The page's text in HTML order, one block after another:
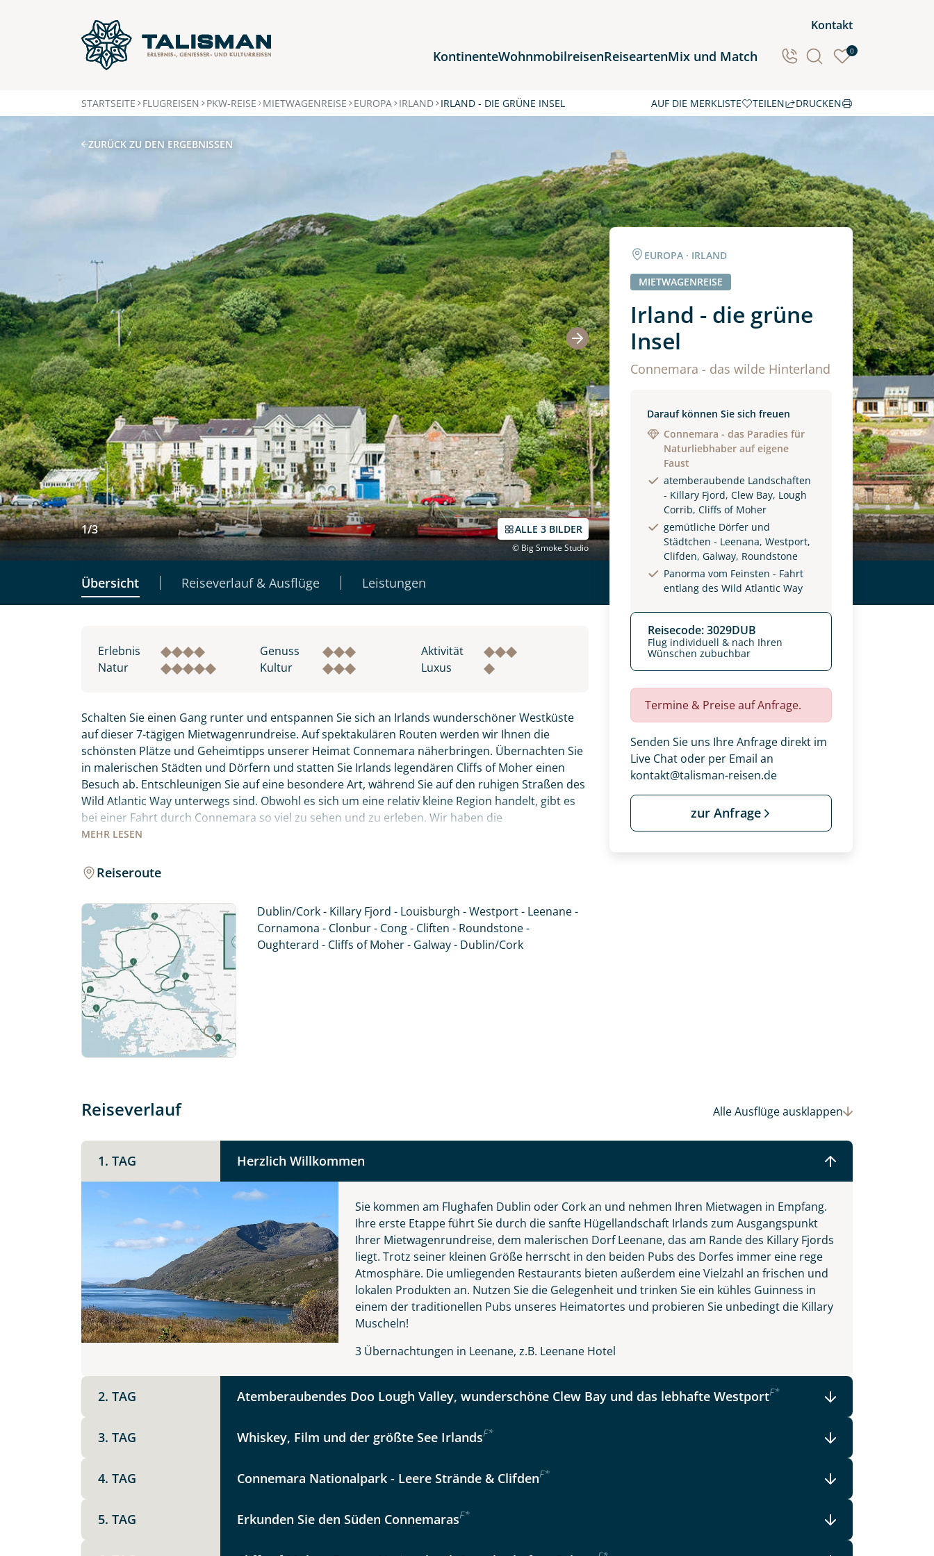
Kontakt
KontinenteWohnmobilreisenReiseartenMix und Match 0
Merkliste
Keine Reisen auf der Merkliste
Reiseziele
Nordamerika
STARTSEITE FLUGREISEN PKW-REISE MIETWAGENREISE EUROPA IRLAND IRLAND - DIE GRÜNE INSEL AUF DIE MERKLISTE TEILEN
Teile diese Reise
Irland - die grüne Insel
Facebook Instagram
WhatsApp
Telegram per E-Mail senden
DRUCKEN
ZURÜCK ZU DEN ERGEBNISSEN
1/3 ALLE 3 BILDER
© Big Smoke Studio
Übersicht Reiseverlauf & Ausflüge Leistungen
EUROPA · IRLAND
MIETWAGENREISE
Irland - die grüne
Insel
Connemara - das wilde Hinterland
Darauf können Sie sich freuen
Connemara - das Paradies für
Naturliebhaber auf eigene
Faust
atemberaubende Landschaften
- Killary Fjord, Clew Bay, Lough
Corrib, Cliffs of Moher
gemütliche Dörfer und
Städtchen - Leenana, Westport,
Clifden, Galway, Roundstone
Panorma vom Feinsten - Fahrt
entlang des Wild Atlantic Way
Reisecode: 3029DUB
Flug individuell & nach Ihren
Wünschen zubuchbar
Termine & Preise auf Anfrage.
Senden Sie uns Ihre Anfrage direkt im
Live Chat oder per Email an
kontakt@talisman-reisen.de
zur Anfrage
Erlebnis Genuss
Aktivität
Natur
Kultur Luxus
MEHR LESEN
Schalten Sie einen Gang runter und entspannen Sie sich an Irlands wunderschöner Westküste
auf dieser 7-tägigen Mietwagenrundreise. Auf spektakulären Routen werden wir Ihnen die
schönsten Plätze und Geheimtipps unserer Heimat Connemara näherbringen. Übernachten Sie
in malerischen Städten und Dörfern und statten Sie Irlands legendären Cliffs of Moher einen
Besuch ab. Entschleunigen Sie auf eine besondere Art, während Sie auf den ruhigen Straßen des
Wild Atlantic Way unterwegs sind. Obwohl es sich um eine relativ kleine Region handelt, gibt es
bei einer Fahrt durch Connemara so viel zu sehen und zu erleben. Wir haben die
spektakulärsten Routen für Sie ausgewählt - durch einsame Täler und an Irlands einzigem Fjord
Fahren Sie entlang der berühmtesten und atemberaubendsten Küstenroute Irlands - dem Wild
Reiseroute
Dublin/Cork - Killary Fjord - Louisburgh - Westport - Leenane -
Cornamona - Clonbur - Cong - Cliften - Roundstone -
Oughterard - Cliffs of Moher - Galway - Dublin/Cork
Reiseverlauf Alle Ausflügeausklappen
1. TAG Herzlich Willkommen
Sie kommen am Flughafen Dublin oder Cork an und nehmen Ihren Mietwagen in Empfang.
Ihre erste Etappe führt Sie durch die sanfte Hügellandschaft Irlands zum Ausgangspunkt
Ihrer Mietwagenrundreise, dem malerischen Dorf Leenane, das am Rande des Killary Fjords
liegt. Trotz seiner kleinen Größe herrscht in den beiden Pubs des Dorfes immer eine rege
Atmosphäre. Die umliegenden Restaurants bieten außerdem eine Vielzahl an frischen und
lokalen Produkten an. Nutzen Sie die Gelegenheit und trinken Sie ein kühles Guinness in
einem der traditionellen Pubs unseres Heimatortes und probieren Sie unbedingt die Killary
Muscheln!
3 Übernachtungen in Leenane, z.B. Leenane Hotel
2. TAG Atemberaubendes Doo Lough Valley, wunderschöne Clew Bay und das lebhafte WestportF*
3. TAG Whiskey, Film und der größte See IrlandsF*
4. TAG Connemara Nationalpark - Leere Strände & ClifdenF*
5. TAG Erkunden Sie den Süden ConnemarasF*
Individuelle Anfrage
Herzlichen Dank für Ihre Kontaktaufnahme! Ihr Urlaub - so individuell wie Sie. Teilen Sie uns Ihre Wunschtermine für die Reise
mit. Wir prüfen die Verfügbarkeit und kontaktieren Sie, um alles Weitere zu besprechen. Gemeinsam gestalten wir Ihre
Traumreise.
Persönliche Daten
Vorname
Anzahl Erwachsener Anzahl Kinder Alter
Unterkunft
DZ
EZ Familienzimmer
Reisebeginn
Option 1
Weitere Informationen